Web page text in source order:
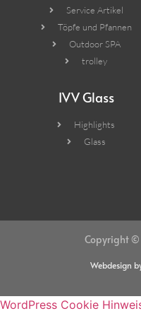
Service Artikel
Töpfe und Pfannen
Outdoor SPA
trolley
IVV Glass
Highlights
Glass
Copyright ©
Webdesign
WordPress Cookie